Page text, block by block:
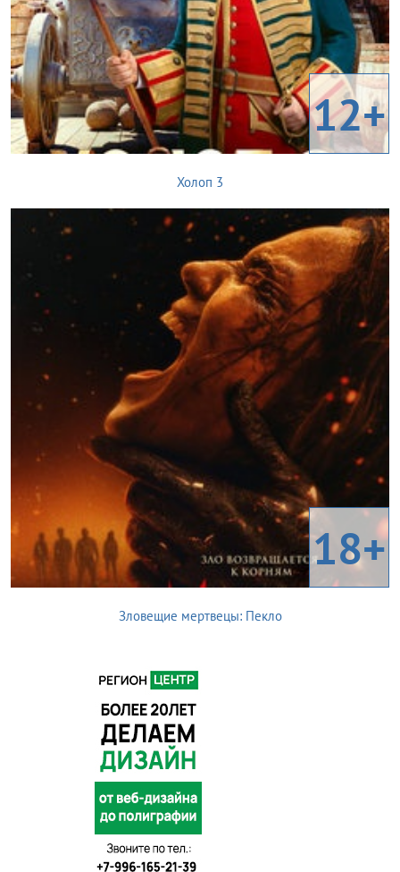
12+
Холоп 3
18+
Зловещие мертвецы: Пекло